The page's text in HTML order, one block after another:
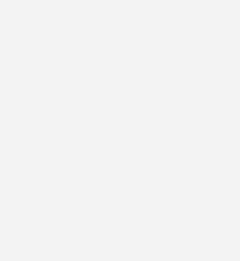
Redakteurin (SBZ und TGA+E)
Problem mit dem SBZ